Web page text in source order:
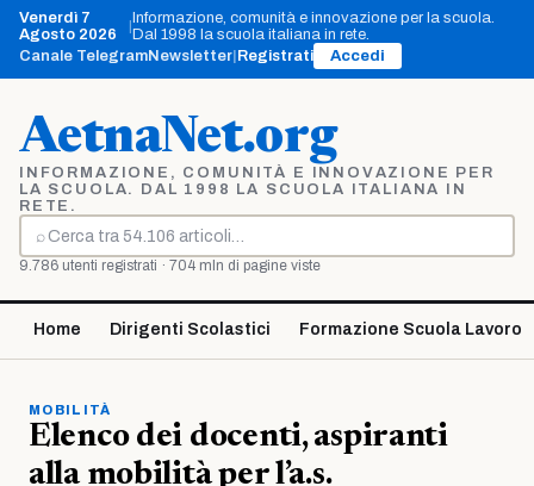
Vai
contenuto
Venerdì 7
Agosto 2026
Informazione, comunità e innovazione per la scuola.
Dal 1998 la scuola italiana in rete.
Canale TelegramNewsletter Registrati Accedi
AetnaNet.org
INFORMAZIONE, COMUNITÀ E INNOVAZIONE PER
LA SCUOLA. DAL 1998 LA SCUOLA ITALIANA IN
RETE.
⌕
Cerca
9.786 utenti registrati · 704 mln di pagine viste
Home Dirigenti Scolastici Formazione Scuola Lavoro
MOBILITÀ
Elenco dei docenti, aspiranti
alla mobilità per l’a.s.